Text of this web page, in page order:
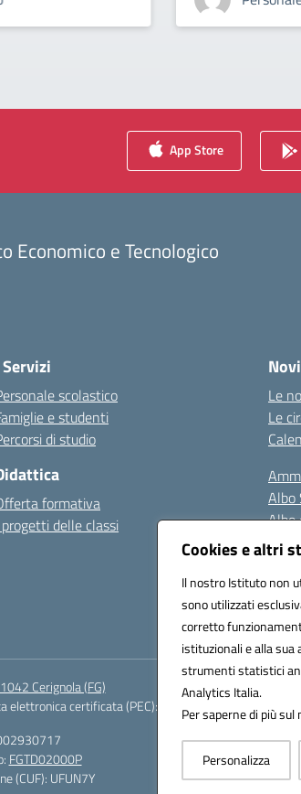
Cookies e altri
Il nostro Istituto non
sono utilizzati
corretto
istituzionali e alla
strumenti statistici
Analytics Italia.
Per saperne di più
Personalizza
App Store
Economico e Tecnologico
scolastico
e studenti
di studio
formativa
delle classi
Le
Le
Albo
Albo
Cerignola (FG)
elettronica certificata (PEC):
FGTD02000P
(CUF): UFUN7Y